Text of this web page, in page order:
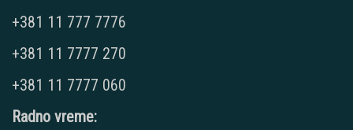
+381 11 777 7776
+381 11 7777 270
+381 11 7777 060
Radno vreme: